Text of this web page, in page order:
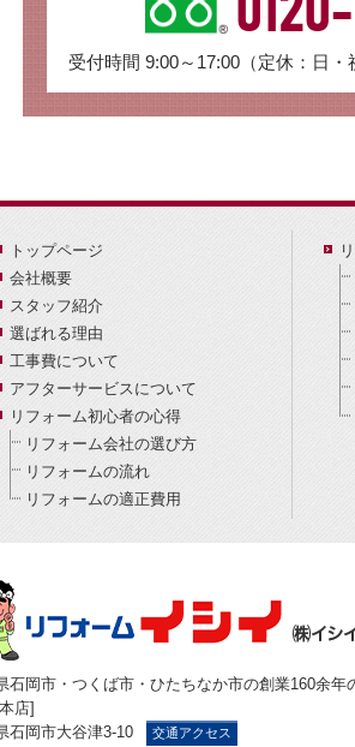
受付時間 9:00～17:00（定休：日
トップページ
会社概要
スタッフ紹介
選ばれる理由
工事費について
アフターサービスについて
リフォーム初心者の心得
リフォーム会社の選び方
リフォームの流れ
リフォームの適正費用
石岡市・つくば市・ひたちなか市の創業160余年
店]
石岡市大谷津3-10
交通アクセス